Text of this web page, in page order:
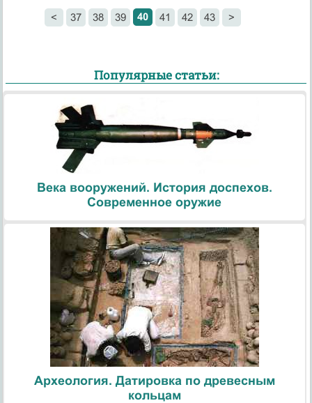
< 37 38 39 40 41 42 43 >
Популярные статьи:
Века вооружений. История доспехов.
Современное оружие
Археология. Датировка по древесным
кольцам